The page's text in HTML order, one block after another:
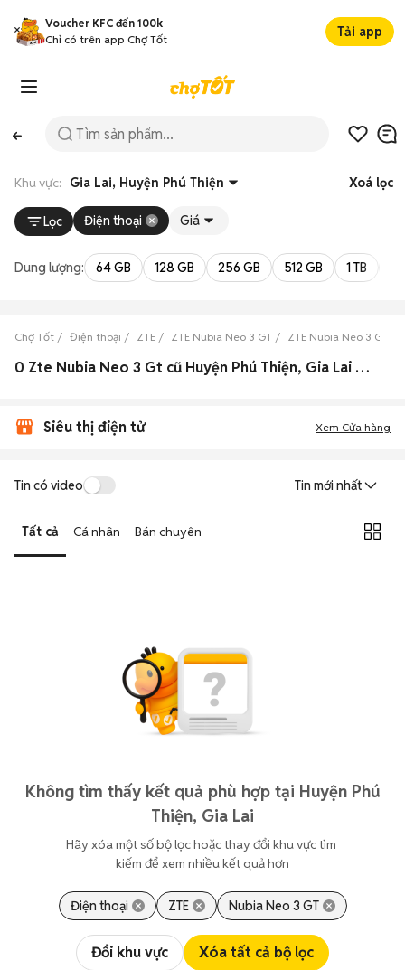
Voucher KFC đến 100k
Chỉ có trên app Chợ Tốt
Tải app
Khu vực: Gia Lai, Huyện Phú Thiện Xoá lọc
Lọc Điện thoại Giá
Dung lượng: 64 GB 128 GB 256 GB 512 GB 1 TB
Chợ Tốt Điện thoại ZTE ZTE Nubia Neo 3 GT ZTE Nubia Neo 3 GT
0 Zte Nubia Neo 3 Gt cũ Huyện Phú Thiện, Gia Lai đẹp
Siêu thị điện tử Xem Cửa hàng
Tin có video Tin mới nhất
Tất cả Cá nhân Bán chuyên
Không tìm thấy kết quả phù hợp tại Huyện Phú
Thiện, Gia Lai
Hãy xóa một số bộ lọc hoặc thay đổi khu vực tìm
kiếm để xem nhiều kết quả hơn
Điện thoại ZTE Nubia Neo 3 GT
Đổi khu vực Xóa tất cả bộ lọc